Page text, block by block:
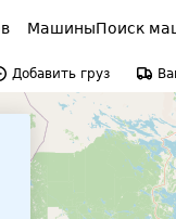
МашиныПоиск
Добавить груз